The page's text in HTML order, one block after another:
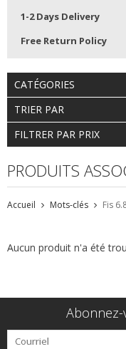
1-2 Days Delivery
Free Return Policy
CATÉGORIES
TRIER PAR
FILTRER PAR PRIX
PRODUITS
Accueil Mots-clés Fis
Aucun produit n'a été